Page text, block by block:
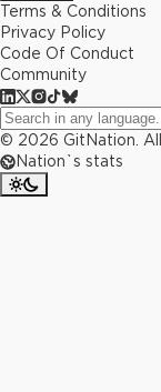
Terms & Conditions
Privacy Policy
Code Of Conduct
Community
© 2026 GitNation.
Nation`s stats